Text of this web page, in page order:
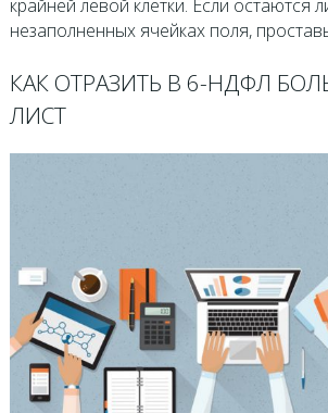
крайней левой клетки. Если остаются
незаполненных ячейках поля,
КАК ОТРАЗИТЬ В 6-НДФЛ
ЛИСТ